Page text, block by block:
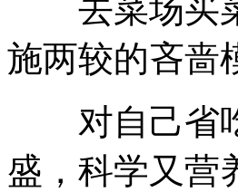
去菜场买菜
施两较的吝啬
对自己省吃
盛，科学又营